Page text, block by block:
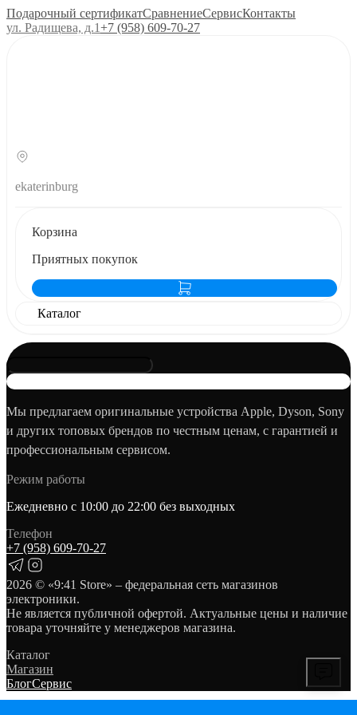
Подарочный сертификатСравнениеСервисКонтакты
ул. Радищева, д.1+7 (958) 609‑70‑27
ekaterinburg
Корзина
Приятных покупок
Каталог
Мы предлагаем оригинальные устройства Apple, Dyson, Sony
и других топовых брендов по честным ценам, с гарантией и
профессиональным сервисом.
Режим работы
Ежедневно с 10:00 до 22:00 без выходных
Телефон
+7 (958) 609‑70‑27
2026 © «9:41 Store» – федеральная сеть магазинов
электроники.
Не является публичной офертой. Актуальные цены и наличие
товара уточняйте у менеджеров магазина.
Каталог
Магазин
БлогСервис